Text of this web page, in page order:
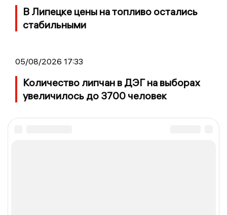
В Липецке цены на топливо остались
стабильными
05/08/2026 17:33
Количество липчан в ДЭГ на выборах
увеличилось до 3700 человек